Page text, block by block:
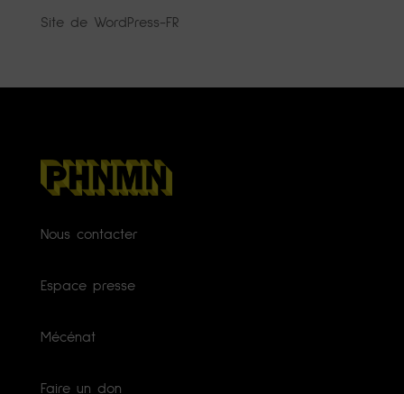
Site de WordPress-FR
Nous contacter
Espace presse
Mécénat
Faire un don